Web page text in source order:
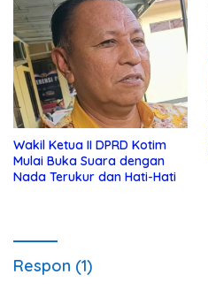
Wakil Ketua II DPRD Kotim
Mulai Buka Suara dengan
Nada Terukur dan Hati-Hati
Respon (1)